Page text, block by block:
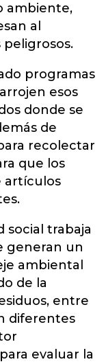
ambiente,
al
programas
esos
donde se
de
recolectar
que los
artículos
social trabaja
generan un
ambiental
de la
entre
diferentes
evaluar la